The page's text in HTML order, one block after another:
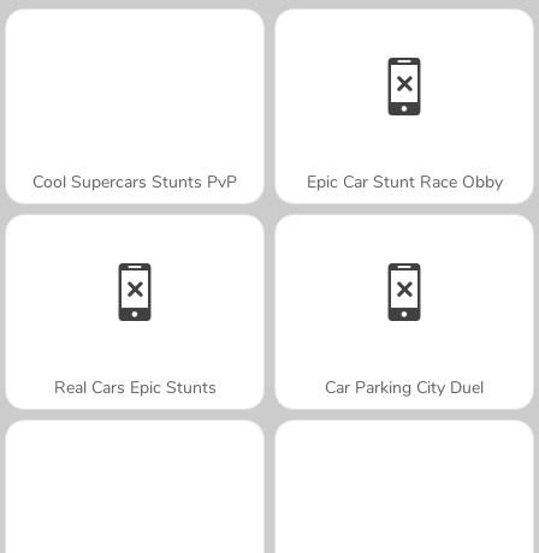
Cool Supercars Stunts PvP Epic Car Stunt Race Obby
Real Cars Epic Stunts Car Parking City Duel